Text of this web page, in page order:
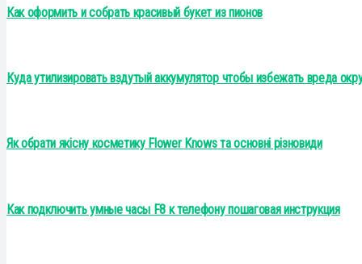
Как оформить и собрать красивый букет из пионов
Куда утилизировать вздутый аккумулятор чтобы избежать вреда
Як обрати якісну косметику Flower Knows та основні різновиди
Как подключить умные часы F8 к телефону пошаговая инструкция